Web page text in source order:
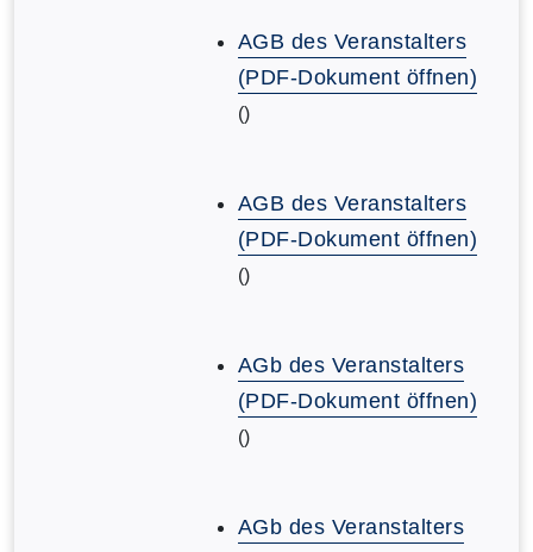
AGB des Veranstalters
(PDF-Dokument öffnen)
()
AGB des Veranstalters
(PDF-Dokument öffnen)
()
AGb des Veranstalters
(PDF-Dokument öffnen)
()
AGb des Veranstalters